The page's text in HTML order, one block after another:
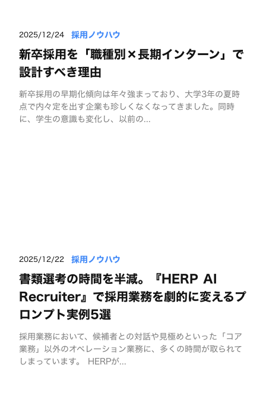
2025/12/24 採用ノウハウ
新卒採用を「職種別×長期インターン」で
設計すべき理由
新卒採用の早期化傾向は年々強まっており、大学3年の夏時
点で内々定を出す企業も珍しくなくなってきました。同時
に、学生の意識も変化し、以前の...
2025/12/22 採用ノウハウ
書類選考の時間を半減。『HERP AI
Recruiter』で採用業務を劇的に変えるプ
ロンプト実例5選
採用業務において、候補者との対話や見極めといった「コア
業務」以外のオペレーション業務に、多くの時間が取られて
しまっています。 HERPが...